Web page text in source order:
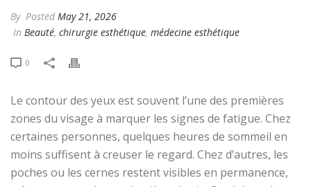
By Posted May 21, 2026
In Beauté, chirurgie esthétique, médecine esthétique
0
Le contour des yeux est souvent l’une des premières
zones du visage à marquer les signes de fatigue. Chez
certaines personnes, quelques heures de sommeil en
moins suffisent à creuser le regard. Chez d’autres, les
poches ou les cernes restent visibles en permanence,